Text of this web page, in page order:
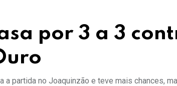
por 3 a 3
a partida no Joaquinzão e teve mais chances,